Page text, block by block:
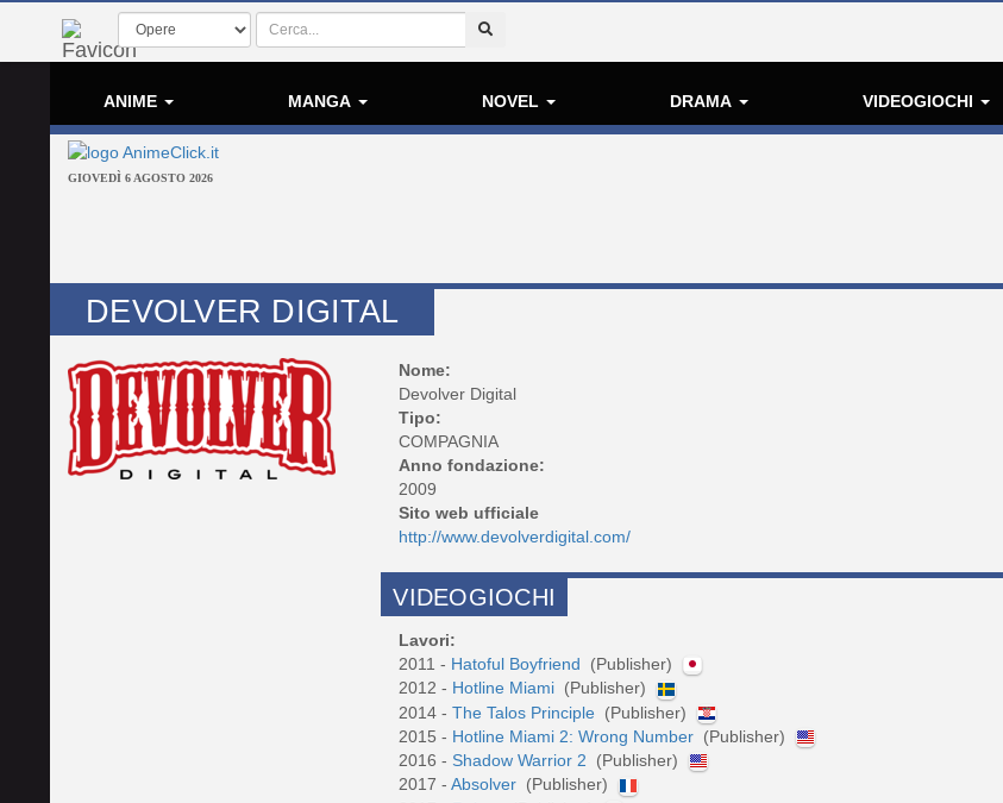
ANIME MANGA NOVEL DRAMA VIDEOGIOCHI
GIOVEDÌ 6 AGOSTO 2026
DEVOLVER DIGITAL
Nome:
Devolver Digital
Tipo:
COMPAGNIA
Anno fondazione:
2009
Sito web ufficiale
http://www.devolverdigital.com/
VIDEOGIOCHI
Lavori:
2011 - Hatoful Boyfriend
(Publisher)
2012 - Hotline Miami (Publisher)
2014 -The Talos Principle (Publisher)
2015 - Hotline Miami 2: Wrong Number (Publisher)
2016 - Shadow Warrior 2
(Publisher)
2017 -Absolver (Publisher)